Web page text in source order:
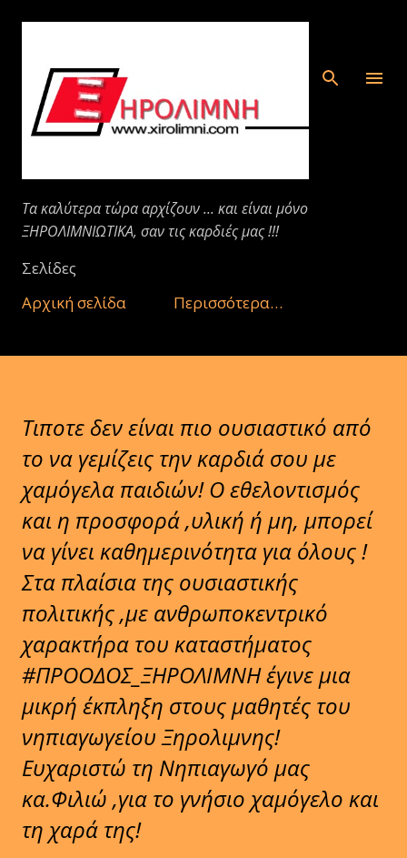
Μετάβαση στο κύριο περιεχόμενο
Τα καλύτερα τώρα αρχίζουν ... και είναι μόνο
ΞΗΡΟΛΙΜΝΙΩΤΙΚΑ, σαν τις καρδιές μας !!!
Σελίδες
Αρχική σελίδα
Περισσότερα…
Τιποτε δεν είναι πιο ουσιαστικό από
το να γεμίζεις την καρδιά σου με
χαμόγελα παιδιών! Ο εθελοντισμός
και η προσφορά ,υλική ή μη, μπορεί
να γίνει καθημερινότητα για όλους !
Στα πλαίσια της ουσιαστικής
πολιτικής ,με ανθρωποκεντρικό
χαρακτήρα του καταστήματος
#ΠΡΟΟΔΟΣ_ΞΗΡΟΛΙΜΝΗ έγινε μια
μικρή έκπληξη στους μαθητές του
νηπιαγωγείου Ξηρολιμνης!
Ευχαριστώ τη Νηπιαγωγό μας
κα.Φιλιώ ,για το γνήσιο χαμόγελο και
τη χαρά της!